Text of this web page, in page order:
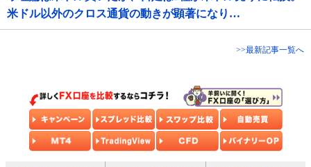
米ドル以外のクロス通貨の動きが顕著になり…
>>最新記事一覧へ